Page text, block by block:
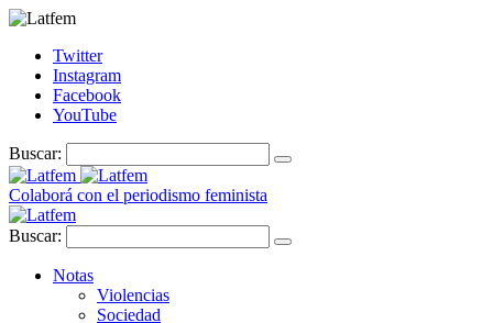
Twitter
Instagram
Facebook
YouTube
Buscar:
Colaborá con el periodismo feminista
Buscar:
Notas
Violencias
Sociedad